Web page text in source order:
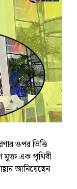
ওপর ভিত্তি
মুক্ত এক পৃথিবী
জানিয়েছেন